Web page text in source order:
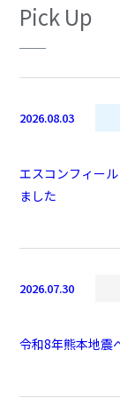
Pick Up
2026.08.03
エスコンフィー
ました
2026.07.30
令和8年熊本地震